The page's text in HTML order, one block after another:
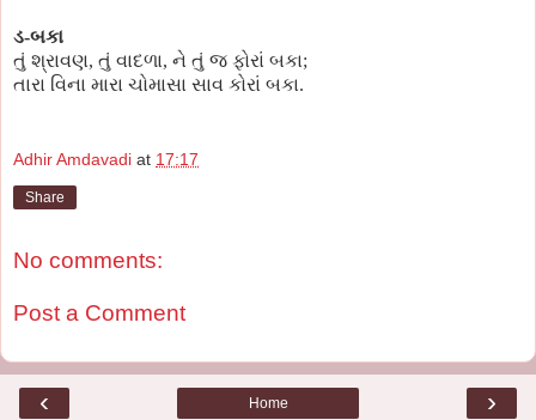
ડ-બકા
તું શ્રાવણ, તું વાદળા, ને તું જ ફોરાં બકા;
તારા વિના મારા ચોમાસા સાવ કોરાં બકા.
Adhir Amdavadi at 17:17
Share
No comments:
Post a Comment
‹ ›
Home